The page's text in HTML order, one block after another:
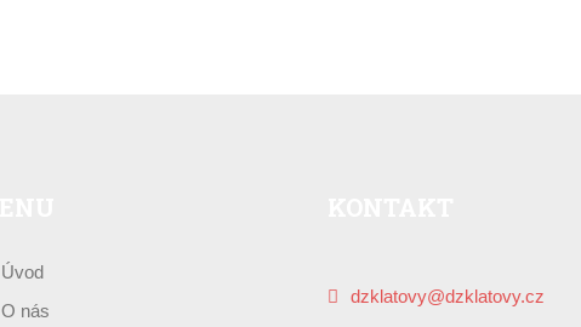
Úvod
O nás
dzklatovy@dzklatovy.cz